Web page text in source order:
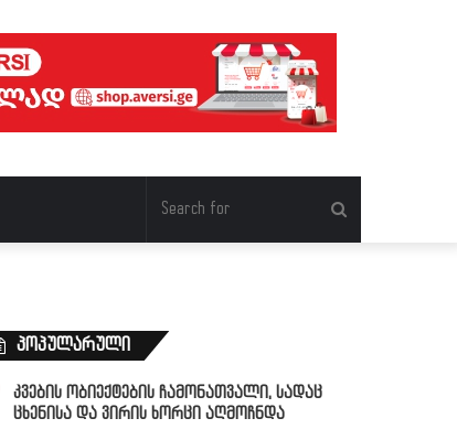
პოპულარული
კვების ობიექტების ჩამონათვალი, სადაც
ცხენისა და ვირის ხორცი აღმოჩნდა